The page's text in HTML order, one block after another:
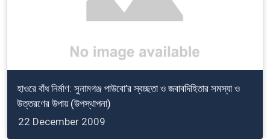
হাওরে বাঁধ নির্মাণ: সুনামগঞ্জ পাউবো’র স্বচ্ছতা ও জবাবদিহিতার সমস্যা ও
উত্তরণের উপায় (উপস্থাপনা)
22 December 2009